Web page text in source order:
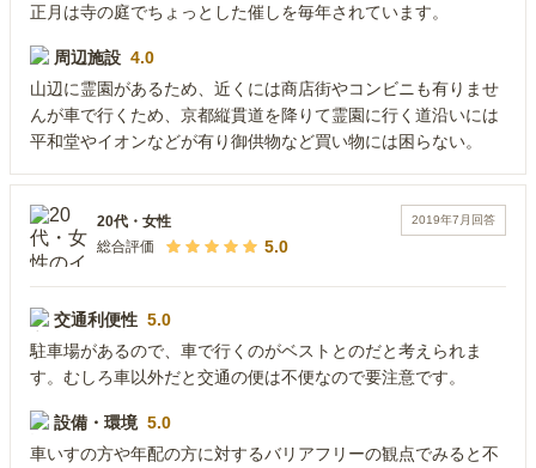
正月は寺の庭でちょっとした催しを毎年されています。
周辺施設 4.0
山辺に霊園があるため、近くには商店街やコンビニも有りませ
んが車で行くため、京都縦貫道を降りて霊園に行く道沿いには
平和堂やイオンなどが有り御供物など買い物には困らない。
2019年7月 回答
20代 ・ 女性
総合評価
5.0
交通利便性 5.0
駐車場があるので、車で行くのがベストとのだと考えられま
す。むしろ車以外だと交通の便は不便なので要注意です。
設備・環境 5.0
車いすの方や年配の方に対するバリアフリーの観点でみると不